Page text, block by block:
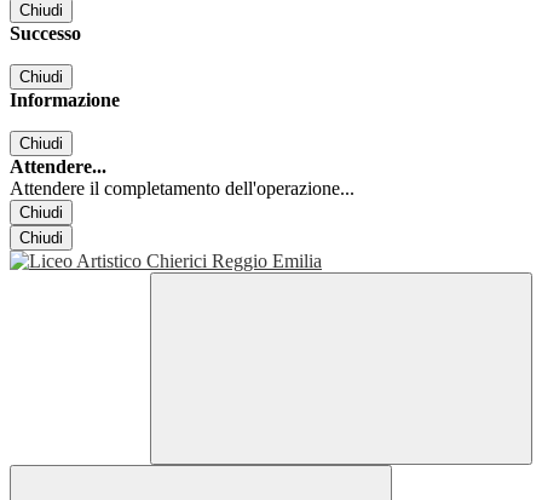
Chiudi
Successo
Chiudi
Informazione
Chiudi
Attendere...
Attendere il completamento dell'operazione...
Chiudi
Chiudi